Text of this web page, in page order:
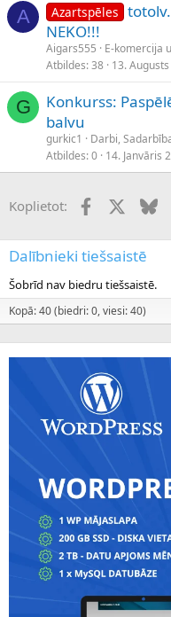
A Azartspēles
NEKO!!!
Aigars555
E-komercija
Atbildes 38 13.
G
Konkurss:
balvu
gurkic1
Darbi,
Atbildes 0 14. Janvāris
Koplietot: Facebook
X
Dalībnieki tiešsaistē
Šobrīd nav biedru tiešsaistē.
Kopā: 40 (biedri: 0, viesi: 40)